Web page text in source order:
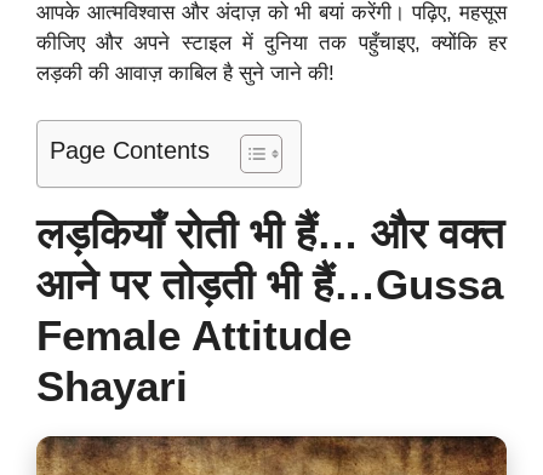
आपके आत्मविश्वास और अंदाज़ को भी बयां करेंगी। पढ़िए, महसूस
कीजिए और अपने स्टाइल में दुनिया तक पहुँचाइए, क्योंकि हर
लड़की की आवाज़ काबिल है सुने जाने की!
Page Contents
लड़कियाँ रोती भी हैं… और वक्त
आने पर तोड़ती भी हैं…Gussa
Female Attitude
Shayari